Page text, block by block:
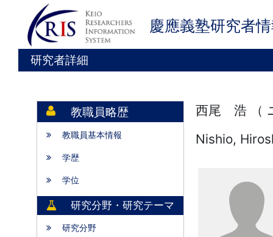
慶應義塾研究者
研究者詳細
教職員略歴
教職員基本情報
学歴
学位
研究分野・研究テーマ
研究分野
西尾 浩 （
Nishio,